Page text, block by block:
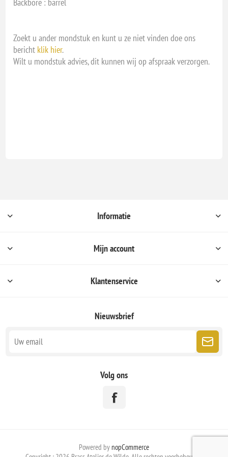
Zoekt u ander mondstuk en kunt u ze niet vinden doe ons
bericht klik hier.
Wilt u mondstuk advies, dit kunnen wij op afspraak verzorgen.
Informatie
Mijn account
Klantenservice
Nieuwsbrief
Volg ons
Powered by nopCommerce